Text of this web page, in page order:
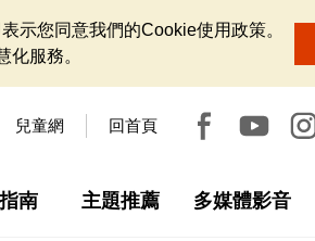
示您同意我們的Cookie使用政策。
服務。
兒童網 回首頁
南 主題推薦 多媒體影音